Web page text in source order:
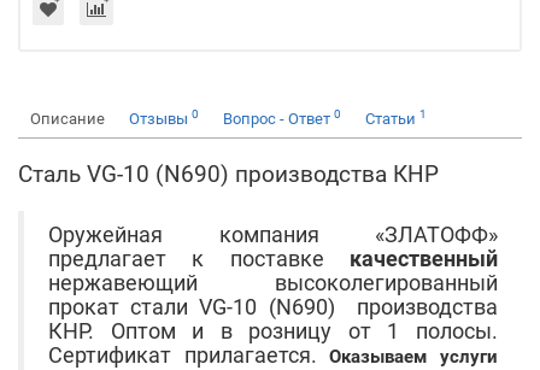
Описание Отзывы 0 Вопрос - Ответ 0 Статьи 1
Сталь VG-10 (N690) производства КНР
Оружейная компания «ЗЛАТОФФ»
предлагает к поставке качественный
нержавеющий высоколегированный
прокат стали VG-10 (N690) производства
КНР. Оптом и в розницу от 1 полосы.
Сертификат прилагается.
Оказываем услуги